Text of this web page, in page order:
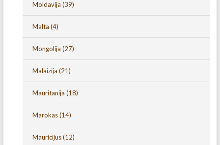
Moldavija (39)
Malta (4)
Mongolija (27)
Malaizija (21)
Mauritanija (18)
Marokas(14)
Mauricijus(12)